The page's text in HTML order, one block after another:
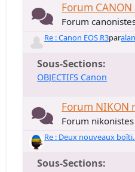
Forum
Forum
Re : Canon EOS R3par
Sous-Sections
OBJECTIFS Canon
Forum NIKON
Forum
Re : Deux nouveaux
Sous-Sections